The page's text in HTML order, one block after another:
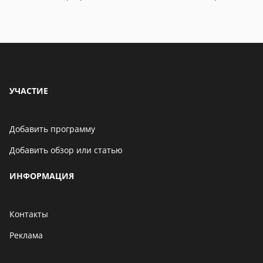
Бенчмарк AnTuTu
06 мая 2021
УЧАСТИЕ
Добавить программу
Добавить обзор или статью
ИНФОРМАЦИЯ
Контакты
Реклама